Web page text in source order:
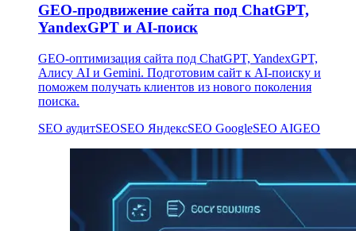
GEO-продвижение сайта под ChatGPT,
YandexGPT и AI-поиск
GEO-оптимизация сайта под ChatGPT, YandexGPT,
Алису AI и Gemini. Подготовим сайт к AI-поиску и
поможем получать клиентов из нового поколения
поиска.
SEO аудитSEOSEO ЯндексSEO GoogleSEO AIGEO